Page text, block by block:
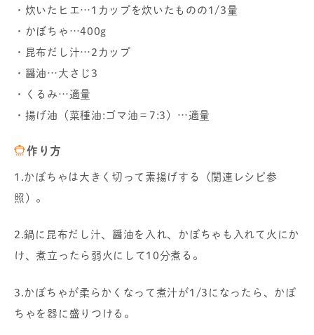
・炊いたヒエ…1カップを炊いたものの1/3量
・かぼちゃ…400g
・昆布だし汁…2カップ
・醤油…大さじ3
・くるみ…適量
・揚げ油（菜種油:ゴマ油＝7:3）…適量
作り方
1.かぼちゃは大きく切って素揚げする（関連レシピ参
照）。
2.鍋に昆布だし汁、醤油を入れ、かぼちゃも入れて火にか
け、煮立ったら弱火にして10分煮る。
3.かぼちゃが柔らかくなって煮汁が1/3になったら、かぼ
ちゃを器に盛りつける。